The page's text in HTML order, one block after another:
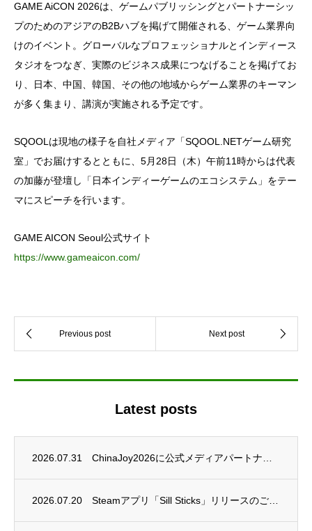
GAME AiCON 2026は、ゲームパブリッシングとパートナーシッ
プのためのアジアのB2Bハブを掲げて開催される、ゲーム業界向
けのイベント。グローバルなプロフェッショナルとインディース
タジオをつなぎ、実際のビジネス成果につなげることを掲げてお
り、日本、中国、韓国、その他の地域からゲーム業界のキーマン
が多く集まり、講演が実施される予定です。
SQOOLは現地の様子を自社メディア「SQOOL.NETゲーム研究
室」でお届けするとともに、5月28日（木）午前11時からは代表
の加藤が登壇し「日本インディーゲームのエコシステム」をテー
マにスピーチを行います。
GAME AICON Seoul公式サイト
https://www.gameaicon.com/
Latest posts
2026.07.31
2026.07.20